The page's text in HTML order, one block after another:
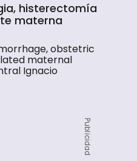
histerectomía
materna
obstetric
maternal
Ignacio
Publicidad